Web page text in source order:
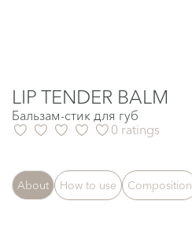
LIP TENDER BALM
Бальзам-стик для губ
0 ratings
About How to use Composition